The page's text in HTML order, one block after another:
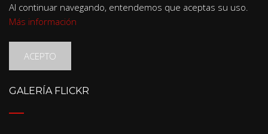
Al continuar navegando, entendemos que aceptas su uso.
Más información
ACEPTO
GALERÍA FLICKR